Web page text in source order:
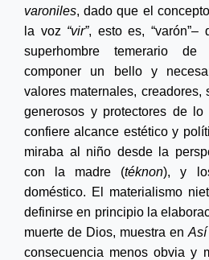
varoniles, dado que el
la voz “vir”, esto es, “varón”–
superhombre temerario
componer un bello y
valores maternales, creadores,
generosos y protectores de lo
confiere alcance estético y
miraba al niño desde la
con la madre (téknon), y
doméstico. El materialismo
definirse en principio la
muerte de Dios, muestra en Así
consecuencia menos obvia y